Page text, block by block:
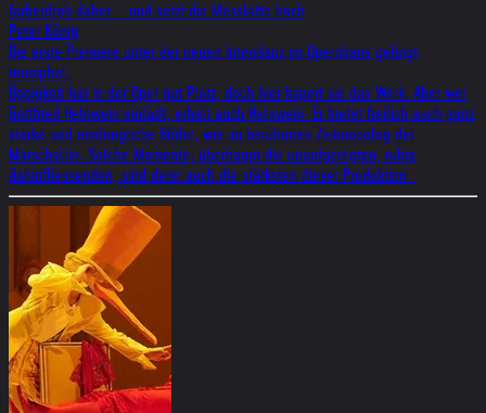
farbenfroh daher – und setzt die Messlatte hoch
Peter König
Die erste Premiere unter der neuen Intendanz im Opernhaus gelingt
triumphal.
Üppigkeit hat in der Oper gut Platz, doch hier kapert sie das Werk. Aber wer
Gottfried Helnwein einlädt, erhält auch Helnwein. Er bietet freilich auch ganz
starke und eindringliche Bilder, wie im berühmten Zeitmonolog der
Marschallin. Solche Momente, überhaupt die unaufgeregten, ruhig
dahinfliessenden, sind denn auch die stärksten dieser Produktion.